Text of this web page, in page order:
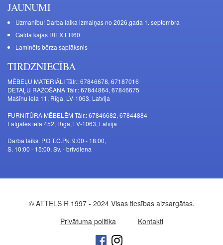
JAUNUMI
Uzmanību! Darba laika izmaiņas no 2026.gada 1. septembra
Galda kājas RIEX ER60
Laminēts bērza saplāksnis
TIRDZNIECĪBA
MĒBEĻU MATERIĀLI Tālr.: 67846678, 67187016
DETAĻU RAŽOŠANA Tālr.: 67844864, 67846675
Mašīnu iela 11, Rīga, LV-1063, Latvija
FURNITŪRA MĒBELĒM Tālr.: 67846682, 67844884
Latgales iela 452, Rīga, LV-1063, Latvija
Darba laiks: P.O.T.C.Pk. 9:00 - 18:00,
S. 10:00 - 15:00, Sv. - brīvdiena
© ATTĒLS R 1997 - 2024 Visas tiesības aizsargātas.
Privātuma politika
Kontakti